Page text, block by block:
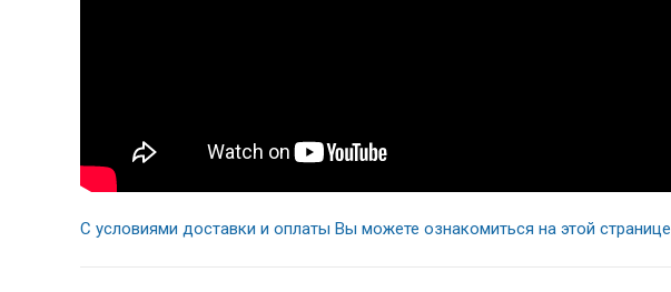
С условиями доставки и оплаты Вы можете ознакомиться на этой странице